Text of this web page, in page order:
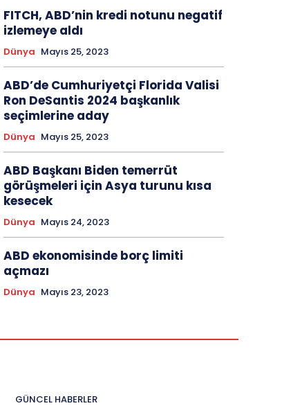
FITCH, ABD’nin kredi notunu negatif
izlemeye aldı
Dünya Mayıs 25, 2023
ABD’de Cumhuriyetçi Florida Valisi
Ron DeSantis 2024 başkanlık
seçimlerine aday
Dünya Mayıs 25, 2023
ABD Başkanı Biden temerrüt
görüşmeleri için Asya turunu kısa
kesecek
Dünya Mayıs 24, 2023
ABD ekonomisinde borç limiti
açmazı
Dünya Mayıs 23, 2023
GÜNCEL HABERLER